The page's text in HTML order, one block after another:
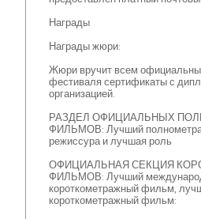
Награды
Награды жюри:
Жюри вручит всем
фестиваля сертификаты с
организацией.
РАЗДЕЛ ОФИЦИАЛЬНЫХ
ФИЛЬМОВ: Лучший
режиссура и лучшая роль
ОФИЦИАЛЬНАЯ СЕКЦИЯ
ФИЛЬМОВ: Лучший
короткометражный фильм,
короткометражный фильм: